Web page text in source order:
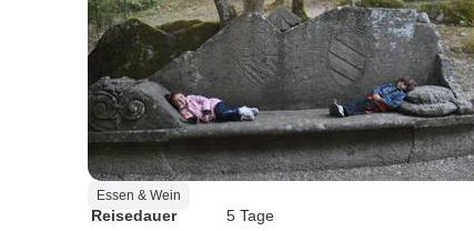
Essen & Wein
Reisedauer
5 Tage